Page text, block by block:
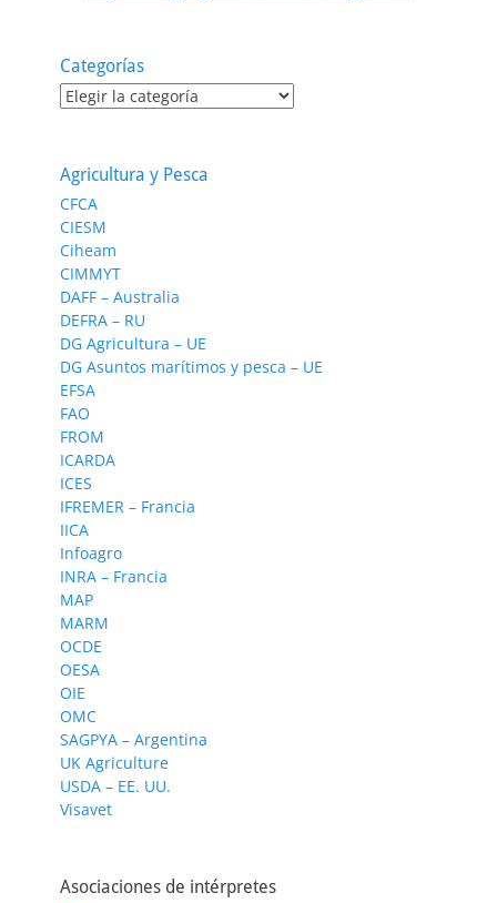
Categorías
Categorías
Agricultura y Pesca
CFCA
CIESM
Ciheam
CIMMYT
DAFF – Australia
DEFRA – RU
DG Agricultura – UE
DG Asuntos marítimos y pesca – UE
EFSA
FAO
FROM
ICARDA
ICES
IFREMER – Francia
IICA
Infoagro
INRA – Francia
MAP
MARM
OCDE
OESA
OIE
OMC
SAGPYA – Argentina
UK Agriculture
USDA – EE. UU.
Visavet
Asociaciones de intérpretes